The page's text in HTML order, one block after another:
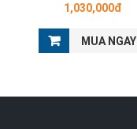
1,030,000đ
MUA NGAY